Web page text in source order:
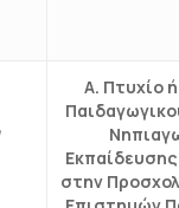
Α. Πτυχίο
στην